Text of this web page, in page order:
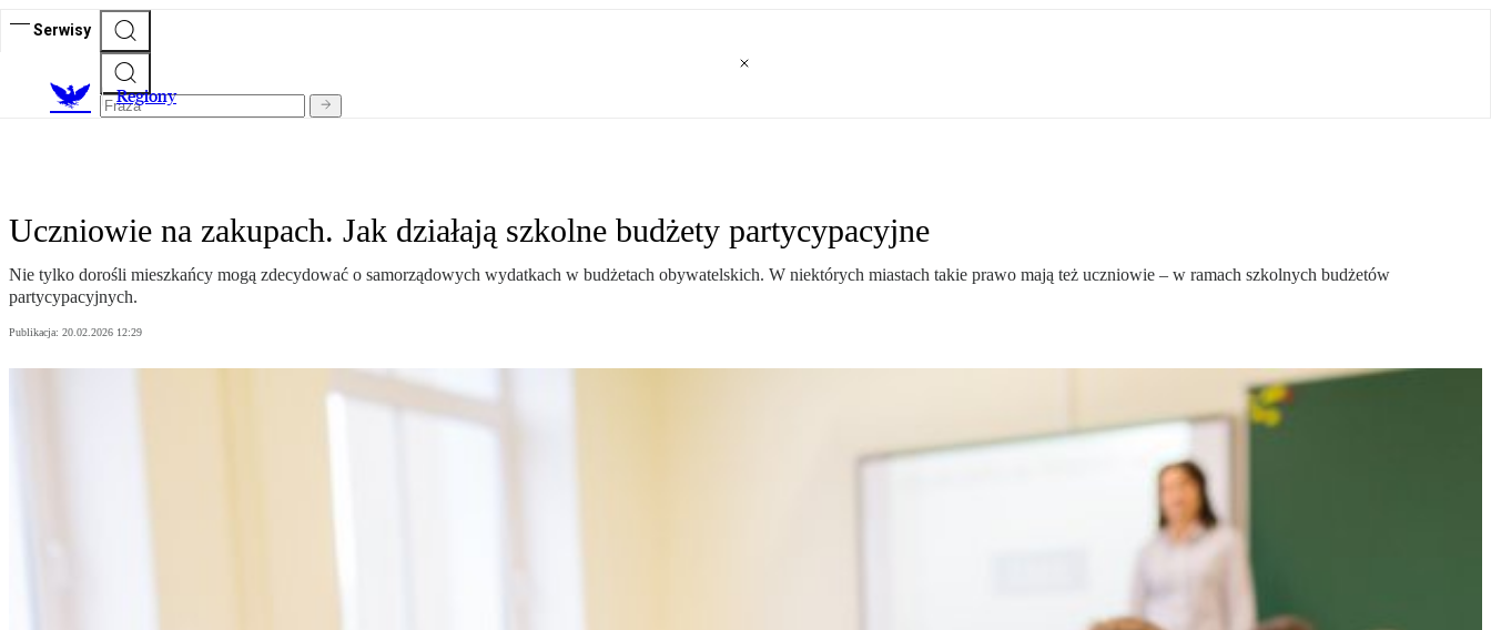
Serwisy
Regiony
Uczniowie na zakupach. Jak działają szkolne budżety partycypacyjne
Nie tylko dorośli mieszkańcy mogą zdecydować o samorządowych wydatkach w budżetach obywatelskich. W niektórych miastach takie prawo mają też uczniowie – w ramach szkolnych budżetów
partycypacyjnych.
Publikacja: 20.02.2026 12:29